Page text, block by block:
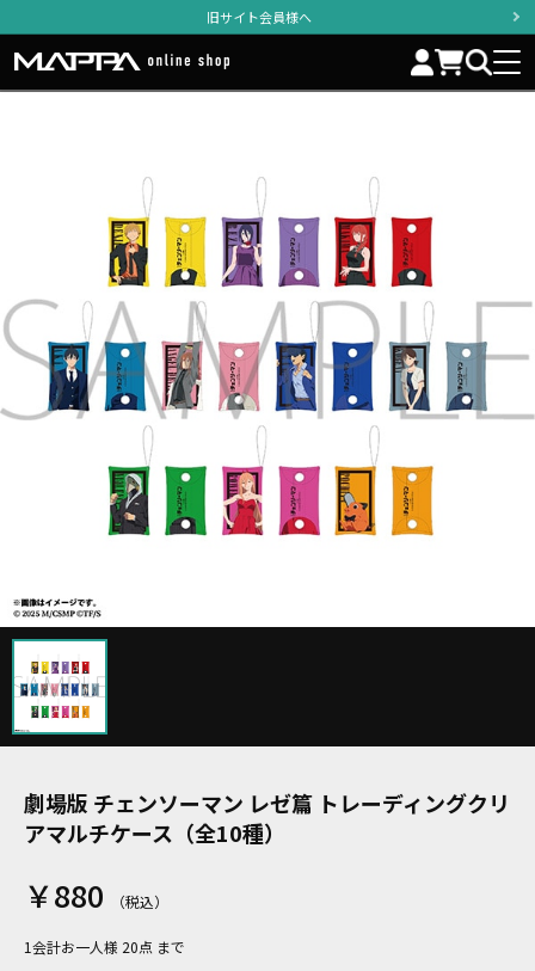
旧サイト会員様へ
劇場版 チェンソーマン レゼ篇 トレーディングクリ
アマルチケース（全10種）
￥880
1会計お一人様 20点 まで